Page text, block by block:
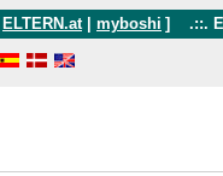
ELTERN.at myboshi ] .::.